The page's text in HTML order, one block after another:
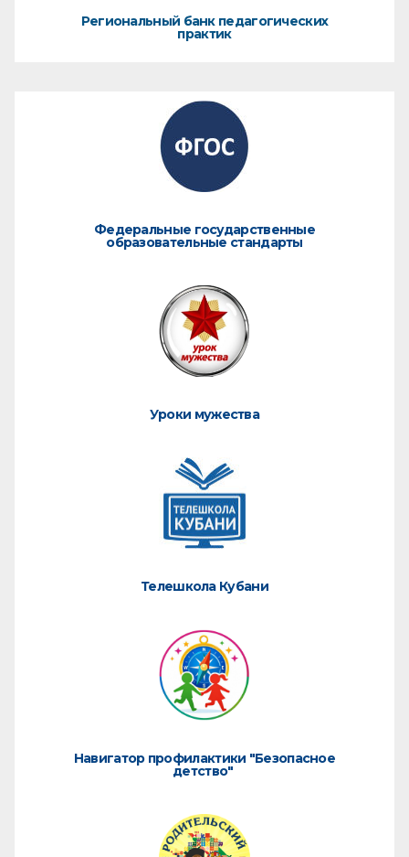
Региональный банк педагогических
практик
Федеральные государственные
образовательные стандарты
Уроки мужества
Телешкола Кубани
Навигатор профилактики "Безопасное
детство"